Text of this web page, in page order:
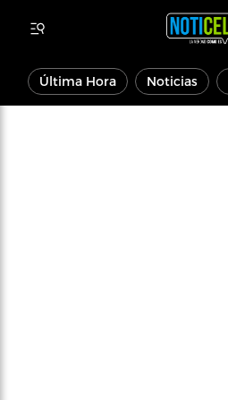
Última Hora Noticias